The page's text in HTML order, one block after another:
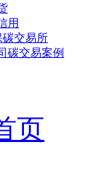
用
碳交易所
碳交易案例
页